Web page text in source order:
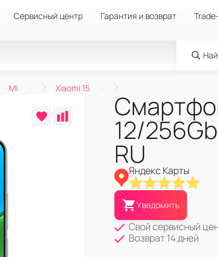
Сервисный центр Гарантия и возврат
Mi Xiaomi 15
12/
RU
Яндекс Карты
Уведомить
Свой сервисный
Возврат 14 дней